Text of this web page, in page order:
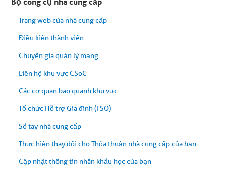
dung
viết
Trang web của nhà cung cấp
Điều kiện thành viên
Chuyên gia quản lý mạng
Liên hệ khu vực CSoC
Các cơ quan bao quanh khu vực
Tổ chức Hỗ trợ Gia đình (FSO)
Sổ tay nhà cung cấp
Thực hiện thay đổi cho Thỏa thuận nhà cung cấp của bạn
Cập nhật thông tin nhân khẩu học của bạn